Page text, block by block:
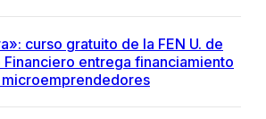
curso gratuito de la FEN U. de
entrega financiamiento